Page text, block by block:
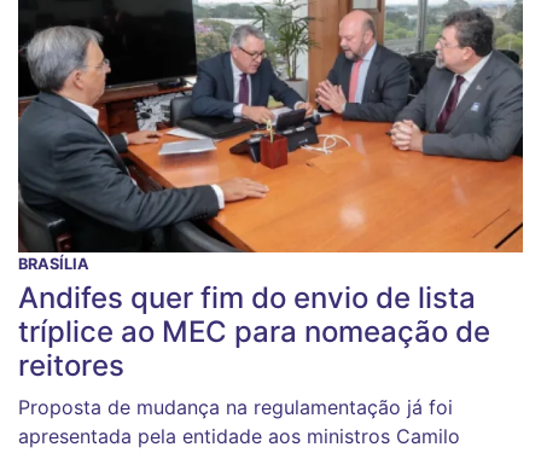
BRASÍLIA
Andifes quer fim do envio de lista
tríplice ao MEC para nomeação de
reitores
Proposta de mudança na regulamentação já foi
apresentada pela entidade aos ministros Camilo